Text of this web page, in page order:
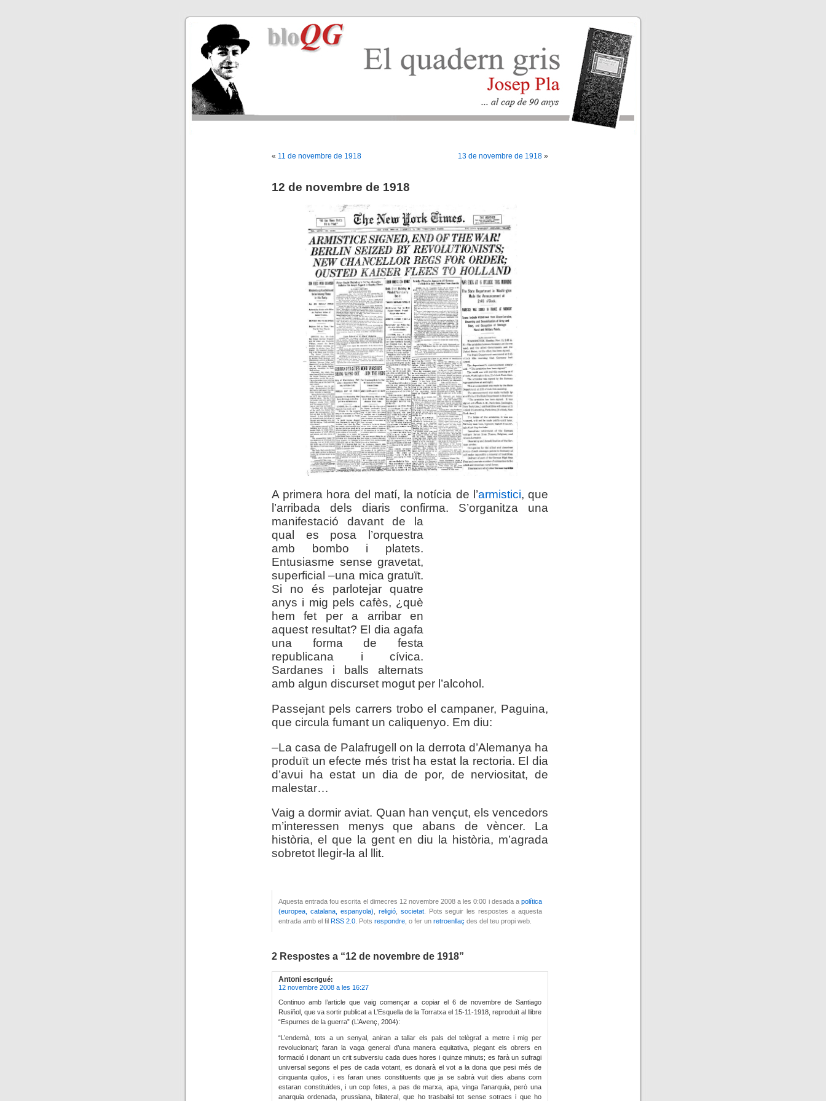
« 11 de novembre de 1918 13 de novembre de 1918 »
12 de novembre de 1918
A primera hora del matí, la notícia de l’armistici, que
l’arribada dels diaris confirma. S’organitza una
manifestació davant de la
qual es posa l’orquestra
amb bombo i platets.
Entusiasme sense gravetat,
superficial –una mica gratuït.
Si no és parlotejar quatre
anys i mig pels cafès, ¿què
hem fet per a arribar en
aquest resultat? El dia agafa
una forma de festa
republicana i cívica.
Sardanes i balls alternats
amb algun discurset mogut per l’alcohol.
Passejant pels carrers trobo el campaner, Paguina,
que circula fumant un caliquenyo. Em diu:
–La casa de Palafrugell on la derrota d’Alemanya ha
produït un efecte més trist ha estat la rectoria. El dia
d’avui ha estat un dia de por, de nerviositat, de
malestar…
Vaig a dormir aviat. Quan han vençut, els vencedors
m’interessen menys que abans de vèncer. La
història, el que la gent en diu la història, m’agrada
sobretot llegir-la al llit.
Aquesta entrada fou escrita el dimecres 12 novembre 2008 a les 0:00 i desada a política
(europea, catalana, espanyola)
religió, societat. Pots seguir les respostes a aquesta
entrada amb el fil RSS 2.0 . Pots respondre , o fer un retroenllaç des del teu propi web.
2 Respostes a “12 de novembre de 1918”
Antoni escrigué:
12 novembre 2008 a les 16:27
Continuo amb l’article que vaig començar a copiar el 6 de novembre de Santiago
Rusiñol, que va sortir publicat a L’Esquella de la Torratxa el 15-11-1918, reproduït al llibre
“Espurnes de la guerra” (L’Avenç, 2004):
“L’endemà, tots a un senyal, aniran a tallar els pals del telègraf a metre i mig per
revolucionari; faran la vaga general d’una manera equitativa, plegant els obrers en
formació i donant un crit subversiu cada dues hores i quinze minuts; es farà un sufragi
universal segons el pes de cada votant, es donarà el vot a la dona que pesi més de
cinquanta quilos, i es faran unes constituents que ja se sabrà vuit dies abans com
estaran constituïdes, i un cop fetes, a pas de marxa, apa, vinga l’anarquia, però una
anarquia ordenada, prussiana, bilateral, que ho trasbalsi tot sense sotracs i que ho